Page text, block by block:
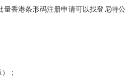
量香港条形码注册申请可以找登尼特公
；